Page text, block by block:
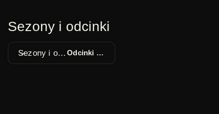
Sezony i odcinki
Sezony i odcinki Odcinki 1 - 24